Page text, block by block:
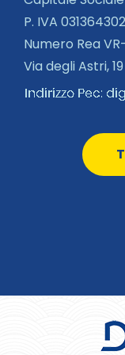
P. IVA
Numero Rea
Via degli Astri,